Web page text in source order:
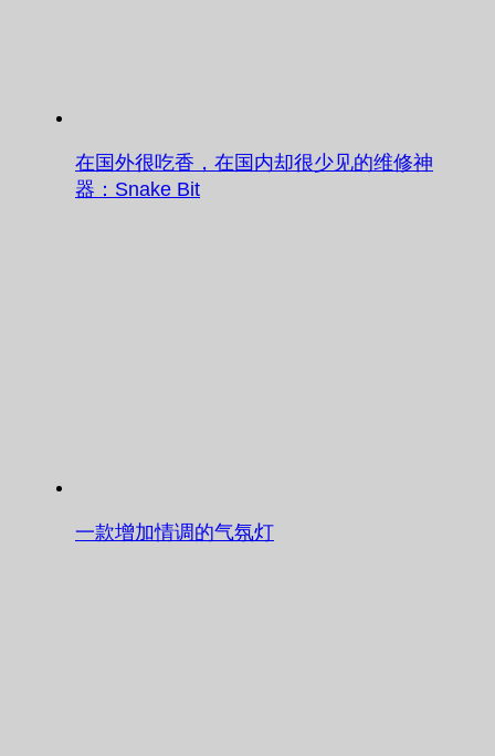
在国外很吃香，在国内却很少见的维修神
器：Snake Bit
一款增加情调的气氛灯